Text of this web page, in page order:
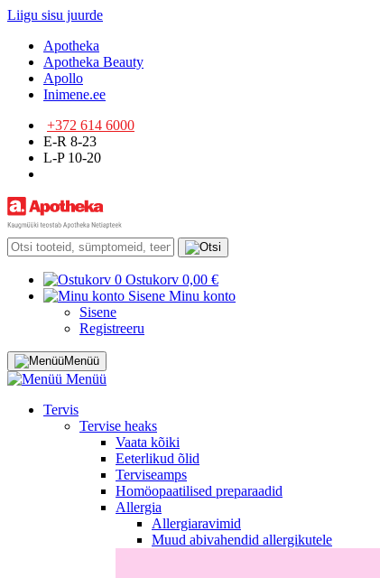
Liigu sisu juurde
Apotheka
Apotheka Beauty
Apollo
Inimene.ee
+372 614 6000
E-R 8-23
L-P 10-20
0 Ostukorv 0,00 €
Sisene Minu konto
Sisene
Registreeru
Menüü
Menüü
Tervis
Tervise heaks
Vaata kõiki
Eeterlikud õlid
Terviseamps
Homöopaatilised preparaadid
Allergia
Allergiaravimid
Muud abivahendid allergikutele